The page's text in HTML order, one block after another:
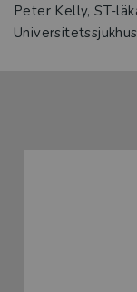
Peter Kelly, ST-